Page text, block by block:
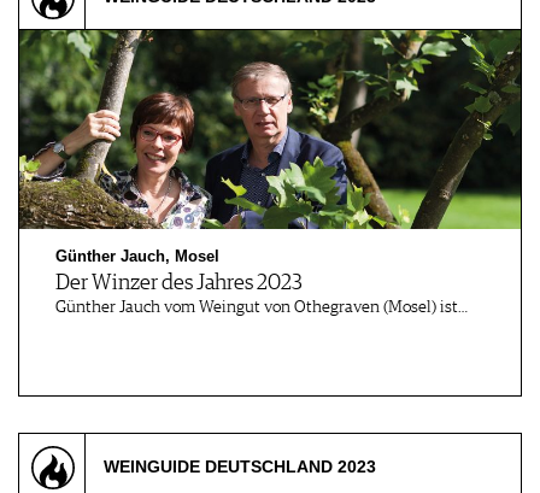
Günther Jauch, Mosel
Der Winzer des Jahres 2023
Günther Jauch vom Weingut von Othegraven (Mosel) ist…
WEINGUIDE DEUTSCHLAND 2023